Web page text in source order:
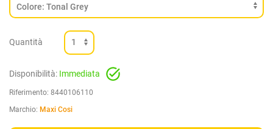
Quantità
Disponibilità: Immediata
Riferimento: 8440106110
Marchio: Maxi Cosi